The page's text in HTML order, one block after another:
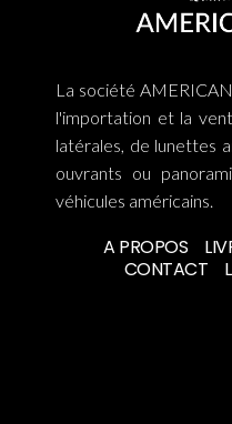
La société
l'importation et la
latérales, de lunettes
ouvrants ou
véhicules américains.
A PROPOS
CONTACT